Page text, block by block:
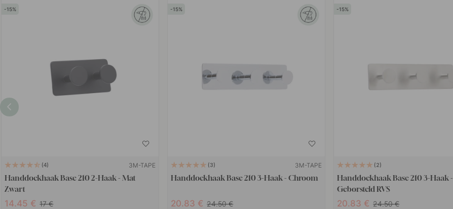
15
4 3M-TAPE
Handdoekhaak Base 210 2-Haak - Mat
Zwart
14.45 17
15
3 3M-TAPE
Handdoekhaak Base 210 3-Haak - Chroom
20.83 24.50
15
2
Handdoekhaak Base 210 3-Haak -
Geborsteld RVS
20.83 24.50